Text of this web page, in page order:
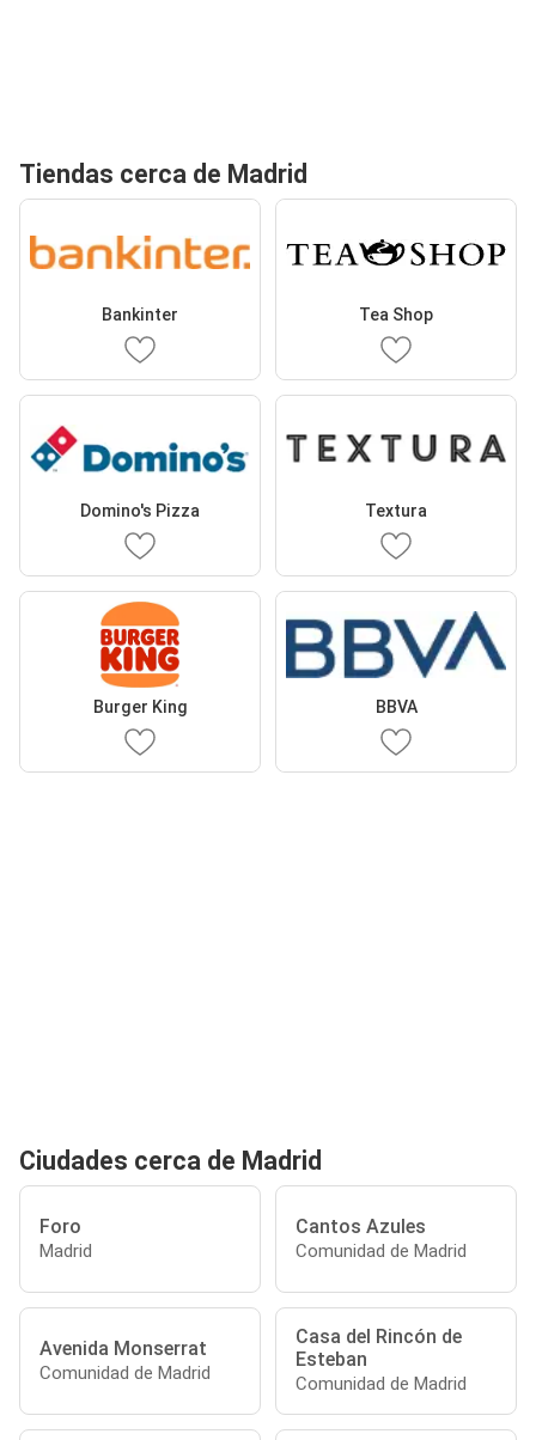
Tiendas cerca de Madrid
Bankinter Tea Shop
Domino's Pizza Textura
Burger King BBVA
Ciudades cerca de Madrid
Foro
Madrid
Cantos Azules
Comunidad de Madrid
Avenida Monserrat
Comunidad de Madrid
Casa del Rincón de
Esteban
Comunidad de Madrid